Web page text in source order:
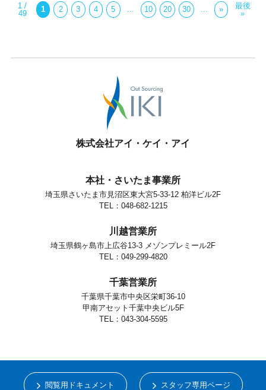
1 /
49
1 2 3 4 5 ... 10 20 30 ... »
最後
»
株式会社アイ・ケイ・アイ
本社・さいたま事業所
埼玉県さいたま市見沼区東大宮5-33-12 柏洋ビル2F
TEL：048-682-1215
川越営業所
埼玉県鶴ヶ島市上広谷13-3 メゾンプレミール2F
TEL：049-299-4820
千葉営業所
千葉県千葉市中央区栄町36-10
甲南アセット千葉中央ビル5F
TEL：043-304-5595
閲覧用ドキュメント スタッフ専用ページ